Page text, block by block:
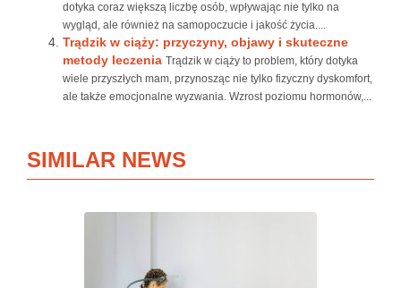
dotyka coraz większą liczbę osób, wpływając nie tylko na
wygląd, ale również na samopoczucie i jakość życia....
Trądzik w ciąży: przyczyny, objawy i skuteczne
metody leczenia Trądzik w ciąży to problem, który dotyka
wiele przyszłych mam, przynosząc nie tylko fizyczny dyskomfort,
ale także emocjonalne wyzwania. Wzrost poziomu hormonów,...
SIMILAR NEWS